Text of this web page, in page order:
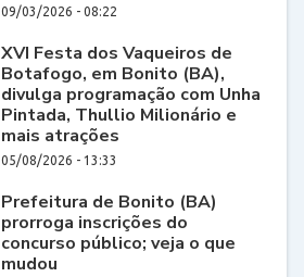
09/03/2026 - 08:22
XVI Festa dos Vaqueiros de
Botafogo, em Bonito (BA),
divulga programação com Unha
Pintada, Thullio Milionário e
mais atrações
05/08/2026 - 13:33
Prefeitura de Bonito (BA)
prorroga inscrições do
concurso público; veja o que
mudou